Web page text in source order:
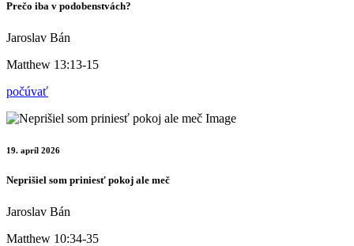
Prečo iba v podobenstvách?
Jaroslav Bán
Matthew 13:13-15
počúvať
19. apríl 2026
Neprišiel som priniesť pokoj ale meč
Jaroslav Bán
Matthew 10:34-35